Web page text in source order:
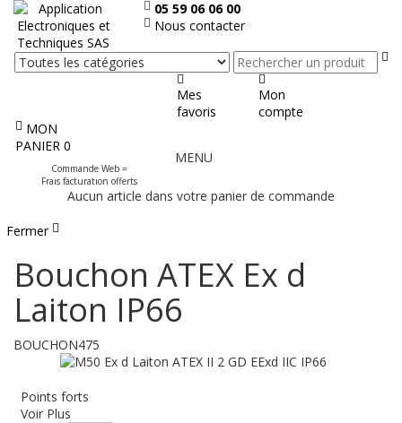
05 59 06 06 00
Nous contacter
Mes
favoris
Mon
compte
MON
PANIER 0
Commande Web =
Frais facturation offerts
le
MENU
Aucun article dans votre panier de commande
Fermer
Bouchon ATEX Ex d
Laiton IP66
BOUCHON475
Points forts
Voir Plus